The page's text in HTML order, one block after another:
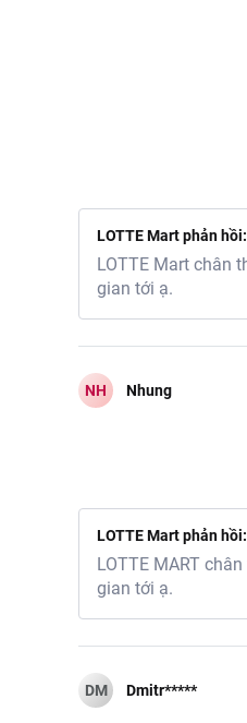
LOTTE Mart phản hồi:
LOTTE Mart chân
gian tới ạ.
NH Nhung
LOTTE Mart phản hồi:
LOTTE MART
gian tới ạ.
DM Dmitr*****